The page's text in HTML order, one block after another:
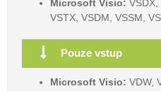
Microsoft Visio: VSDX,
VSTX, VSDM, VSSM,
Pouze vstup
Microsoft Visio: VDW,